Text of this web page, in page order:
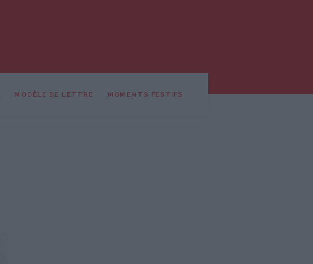
MODÈLE DE LETTRE MOMENTS FESTIFS